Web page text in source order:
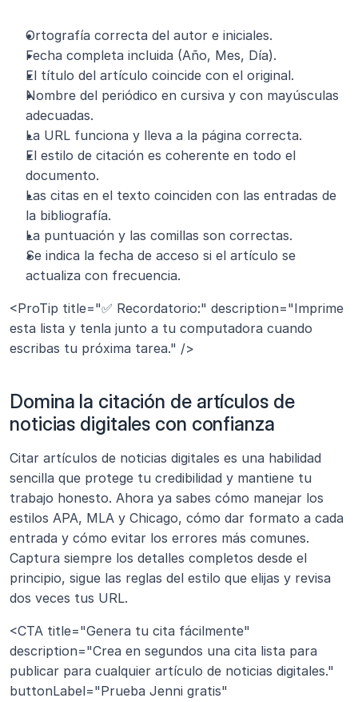
Ortografía correcta del autor e iniciales.
Fecha completa incluida (Año, Mes, Día).
El título del artículo coincide con el original.
Nombre del periódico en cursiva y con mayúsculas
adecuadas.
La URL funciona y lleva a la página correcta.
El estilo de citación es coherente en todo el
documento.
Las citas en el texto coinciden con las entradas de
la bibliografía.
La puntuación y las comillas son correctas.
Se indica la fecha de acceso si el artículo se
actualiza con frecuencia.
<ProTip title="✅ Recordatorio:" description="Imprime
esta lista y tenla junto a tu computadora cuando
escribas tu próxima tarea." />
Domina la citación de artículos de
noticias digitales con confianza
Citar artículos de noticias digitales es una habilidad
sencilla que protege tu credibilidad y mantiene tu
trabajo honesto. Ahora ya sabes cómo manejar los
estilos APA, MLA y Chicago, cómo dar formato a cada
entrada y cómo evitar los errores más comunes.
Captura siempre los detalles completos desde el
principio, sigue las reglas del estilo que elijas y revisa
dos veces tus URL.
<CTA title="Genera tu cita fácilmente"
description="Crea en segundos una cita lista para
publicar para cualquier artículo de noticias digitales."
buttonLabel="Prueba Jenni gratis"